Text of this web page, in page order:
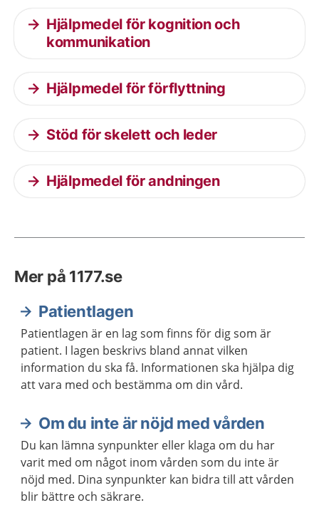
Hjälpmedel för kognition och
kommunikation
Hjälpmedel för förflyttning
Stöd för skelett och leder
Hjälpmedel för andningen
Mer på 1177.se
Patientlagen
Patientlagen är en lag som finns för dig som är
patient. I lagen beskrivs bland annat vilken
information du ska få. Informationen ska hjälpa dig
att vara med och bestämma om din vård.
Om du inte är nöjd med vården
Du kan lämna synpunkter eller klaga om du har
varit med om något inom vården som du inte är
nöjd med. Dina synpunkter kan bidra till att vården
blir bättre och säkrare.